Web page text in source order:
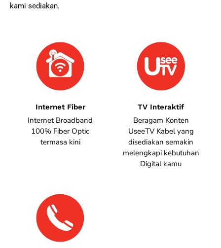
kami sediakan.
Internet Fiber
Internet Broadband
100% Fiber Optic
termasa kini
TV Interaktif
Beragam Konten
UseeTV Kabel yang
disediakan semakin
melengkapi kebutuhan
Digital kamu